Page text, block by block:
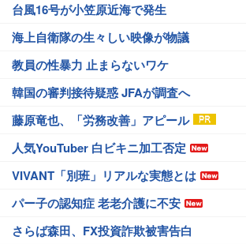
台風16号が小笠原近海で発生
海上自衛隊の生々しい映像が物議
教員の性暴力 止まらないワケ
韓国の審判接待疑惑 JFAが調査へ
藤原竜也、「労務改善」アピール
人気YouTuber 白ビキニ加工否定
VIVANT「別班」リアルな実態とは
パー子の認知症 老老介護に不安
さらば森田、FX投資詐欺被害告白